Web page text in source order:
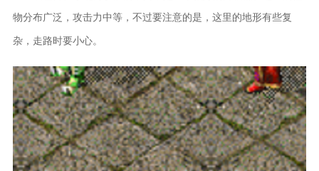
物分布广泛，攻击力中等，不过要注意的是，这里的地形有些复
杂，走路时要小心。